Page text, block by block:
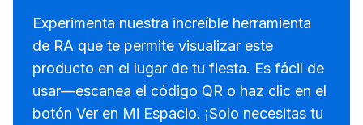
Experimenta nuestra increíble herramienta
de RA que te permite visualizar este
producto en el lugar de tu fiesta. Es fácil de
usar—escanea el código QR o haz clic en el
botón Ver en Mi Espacio. ¡Solo necesitas tu